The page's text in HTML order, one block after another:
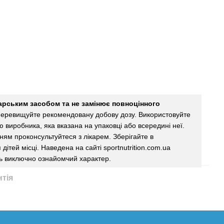
засобом та не замінює повноцінного
рекомендовану добову дозу. Використовуйте
виробника, яка вказана на упаковці або всередині неї.
проконсультуйтеся з лікарем. Зберігайте в
місці. Наведена на сайті sportnutrition.com.ua
виключно ознайомчий характер.